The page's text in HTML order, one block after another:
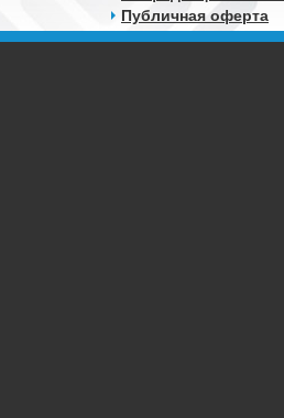
Публичная оферта